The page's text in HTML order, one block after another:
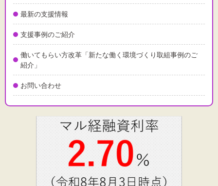
最新の支援情報
支援事例のご紹介
働いてもらい方改革「新たな働く環境づくり取組事例のご
紹介」
お問い合わせ